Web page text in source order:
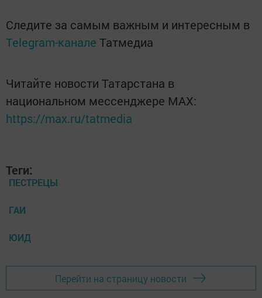
Следите за самым важным и интересным в
Telegram-канале Татмедиа
Читайте новости Татарстана в
национальном мессенджере MАХ:
https://max.ru/tatmedia
Теги:
ПЕСТРЕЦЫ
ГАИ
ЮИД
Перейти на страницу новости